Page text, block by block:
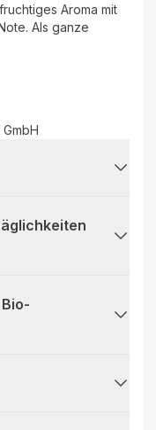
Aroma mit
Als ganze